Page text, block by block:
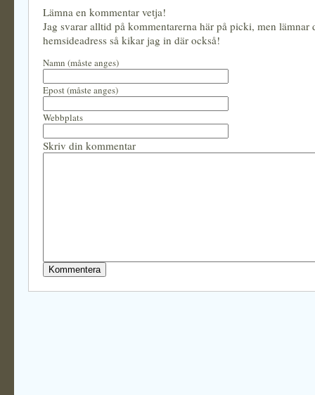
Lämna en kommentar vetja!
Jag svarar alltid på kommentarerna här på picki, men lämnar
hemsideadress så kikar jag in där också!
Namn (måste anges)
Epost (måste anges)
Webbplats
Skriv din kommentar